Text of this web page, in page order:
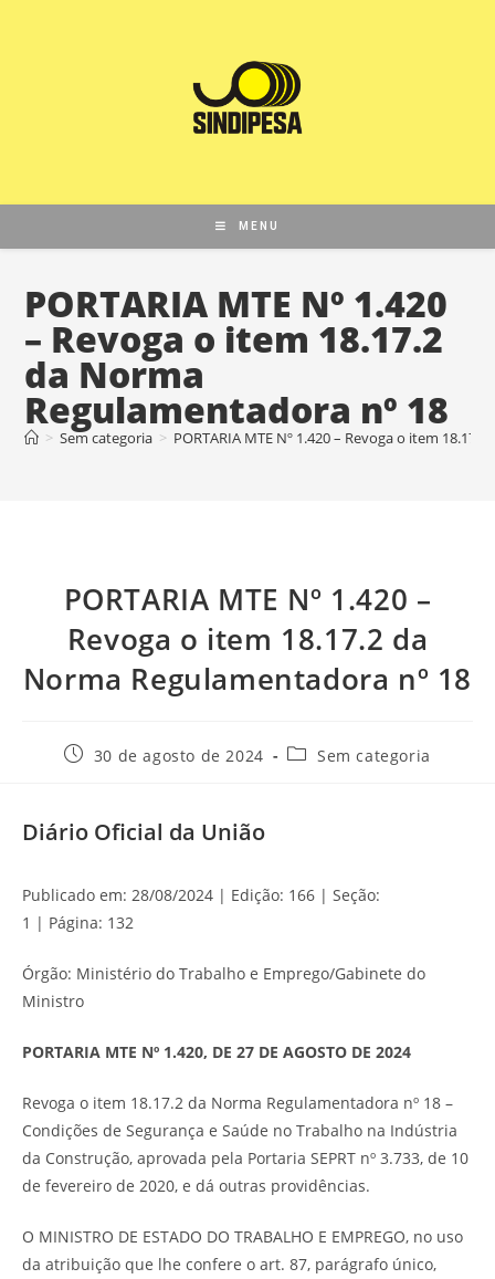
MENU
PORTARIA MTE Nº 1.420
– Revoga o item 18.17.2
da Norma
Regulamentadora nº 18
> Sem categoria > PORTARIA MTE Nº 1.420 – Revoga o item
PORTARIA MTE Nº 1.420 –
Revoga o item 18.17.2 da
Norma Regulamentadora nº 18
30 de agosto de 2024 Sem categoria
Diário Oficial da União
Publicado em: 28/08/2024 | Edição: 166 | Seção:
1 | Página: 132
Órgão: Ministério do Trabalho e Emprego/Gabinete do
Ministro
PORTARIA MTE Nº 1.420, DE 27 DE AGOSTO DE 2024
Revoga o item 18.17.2 da Norma Regulamentadora nº 18 –
Condições de Segurança e Saúde no Trabalho na Indústria
da Construção, aprovada pela Portaria SEPRT nº 3.733, de 10
de fevereiro de 2020, e dá outras providências.
O MINISTRO DE ESTADO DO TRABALHO E EMPREGO, no uso
da atribuição que lhe confere o art. 87, parágrafo único,